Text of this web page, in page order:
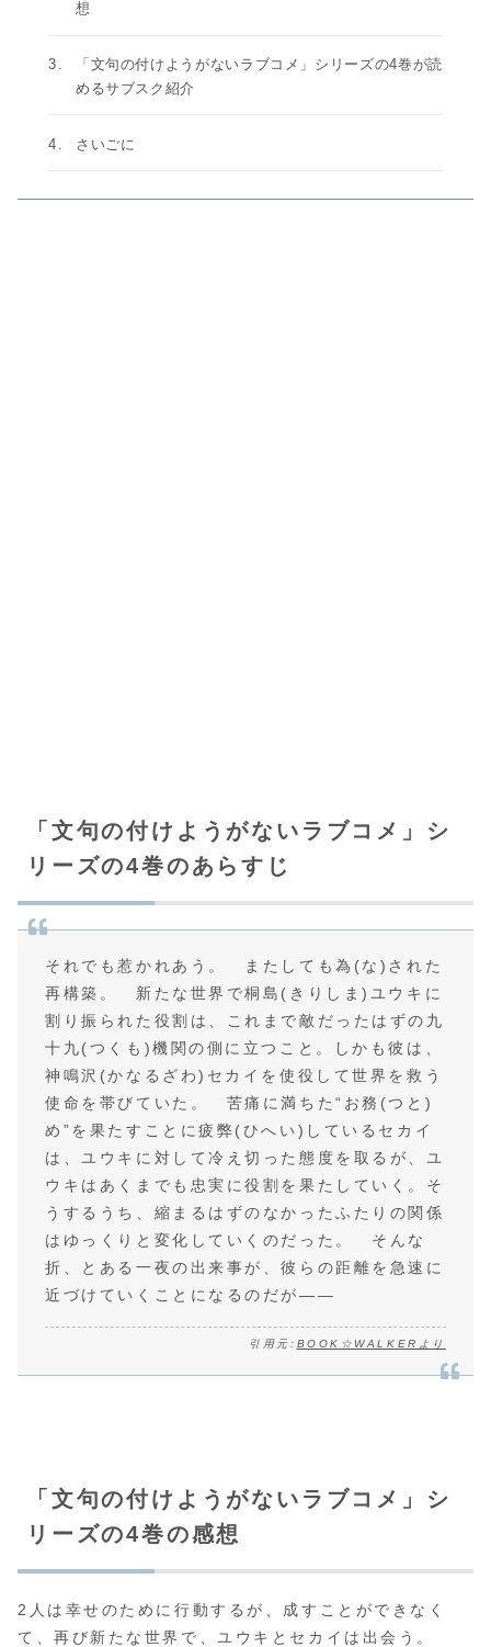
想
「文句の付けようがないラブコメ」シリーズの4巻が読
めるサブスク紹介
さいごに
「文句の付けようがないラブコメ」シ
リーズの4巻のあらすじ
それでも惹かれあう。 またしても為(な)された
再構築。 新たな世界で桐島(きりしま)ユウキに
割り振られた役割は、これまで敵だったはずの九
十九(つくも)機関の側に立つこと。しかも彼は、
神鳴沢(かなるざわ)セカイを使役して世界を救う
使命を帯びていた。 苦痛に満ちた“お務(つと)
め”を果たすことに疲弊(ひへい)しているセカイ
は、ユウキに対して冷え切った態度を取るが、ユ
ウキはあくまでも忠実に役割を果たしていく。そ
うするうち、縮まるはずのなかったふたりの関係
はゆっくりと変化していくのだった。 そんな
折、とある一夜の出来事が、彼らの距離を急速に
近づけていくことになるのだが――
引用元: BOOK☆WALKERより
「文句の付けようがないラブコメ」シ
リーズの4巻の感想
2人は幸せのために行動するが、成すことができなく
て、再び新たな世界で、ユウキとセカイは出会う。